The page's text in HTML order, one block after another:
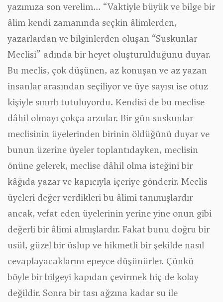
yazımıza son verelim... “Vaktiyle büyük ve bilge bir
âlim kendi zamanında seçkin âlimlerden,
yazarlardan ve bilginlerden oluşan “Suskunlar
Meclisi” adında bir heyet oluşturulduğunu duyar.
Bu meclis, çok düşünen, az konuşan ve az yazan
insanlar arasından seçiliyor ve üye sayısı ise otuz
kişiyle sınırlı tutuluyordu. Kendisi de bu meclise
dâhil olmayı çokça arzular. Bir gün suskunlar
meclisinin üyelerinden birinin öldüğünü duyar ve
bunun üzerine üyeler toplantıdayken, meclisin
önüne gelerek, meclise dâhil olma isteğini bir
kâğıda yazar ve kapıcıyla içeriye gönderir. Meclis
üyeleri değer verdikleri bu âlimi tanımışlardır
ancak, vefat eden üyelerinin yerine yine onun gibi
değerli bir âlimi almışlardır. Fakat bunu doğru bir
usül, güzel bir üslup ve hikmetli bir şekilde nasıl
cevaplayacaklarını epeyce düşünürler. Çünkü
böyle bir bilgeyi kapıdan çevirmek hiç de kolay
değildir. Sonra bir tası ağzına kadar su ile